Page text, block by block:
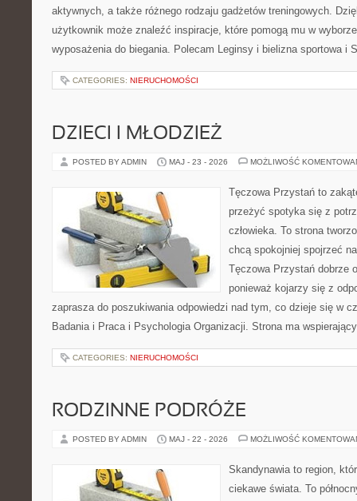
aktywnych, a także różnego rodzaju gadżetów treningowych.
użytkownik może znaleźć inspiracje, które pomogą mu w
wyposażenia do biegania. Polecam Leginsy i bielizna sportowa i
CATEGORIES: NIERUCHOMOŚCI
DZIECI I MŁODZIEŻ
POSTED BY ADMIN MAJ - 23 - 2026 MOŻLIWOŚĆ
Tęczowa Przystań to
przeżyć spotyka się z
człowieka. To strona
chcą spokojniej spojrzeć
Tęczowa Przystań dobrze
ponieważ kojarzy się z
zaprasza do poszukiwania odpowiedzi nad tym, co dzieje się w
Badania i Praca i Psychologia Organizacji. Strona ma
CATEGORIES: NIERUCHOMOŚCI
RODZINNE PODRÓŻE
POSTED BY ADMIN MAJ - 22 - 2026 MOŻLIWOŚĆ
Skandynawia to region,
ciekawe świata. To